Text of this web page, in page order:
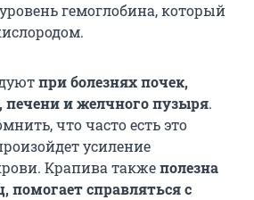
гемоглобина, который
при болезнях почек,
печени и желчного пузыря.
что часто есть это
усиление
Крапива такжеполезна
справляться с